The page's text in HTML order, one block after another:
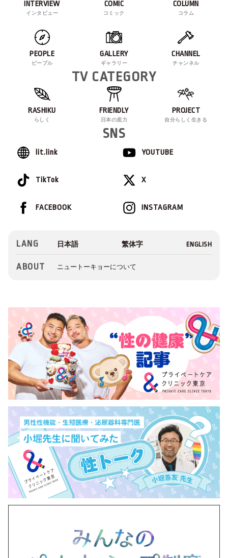
INTERVIEW
インタビュー
COMIC
コミック
COLUMN
コラム
PEOPLE
ピープル
GALLERY
ギャラリー
CHANNEL
チャンネル
TV CATEGORY
RASHIKU
らしく
FRIENDLY
日本の底力
PROJECT
自分らしく生きる
SNS
lit.link YOUTUBE
TikTok X
INSTAGRAM
FACEBOOK
LANG
ABOUT ニュートーキョーについて